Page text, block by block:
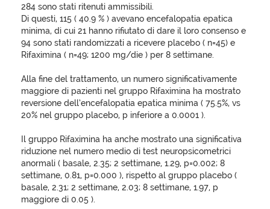
284 sono stati ritenuti ammissibili.
Di questi, 115 ( 40.9 % ) avevano encefalopatia epatica
minima, di cui 21 hanno rifiutato di dare il loro consenso e
94 sono stati randomizzati a ricevere placebo ( n=45) e
Rifaximina ( n=49; 1200 mg/die ) per 8 settimane.
Alla fine del trattamento, un numero significativamente
maggiore di pazienti nel gruppo Rifaximina ha mostrato
reversione dell’encefalopatia epatica minima ( 75.5%, vs
20% nel gruppo placebo, p inferiore a 0.0001 ).
Il gruppo Rifaximina ha anche mostrato una significativa
riduzione nel numero medio di test neuropsicometrici
anormali ( basale, 2.35; 2 settimane, 1.29, p=0.002; 8
settimane, 0.81, p=0.000 ), rispetto al gruppo placebo (
basale, 2.31; 2 settimane, 2.03; 8 settimane, 1.97, p
maggiore di 0.05 ).